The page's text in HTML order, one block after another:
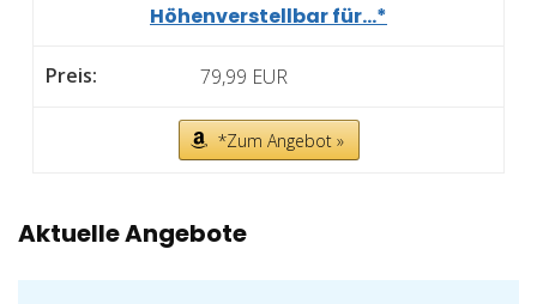
Höhenverstellbar für...*
79,99 EUR
*Zum Angebot »
Aktuelle Angebote